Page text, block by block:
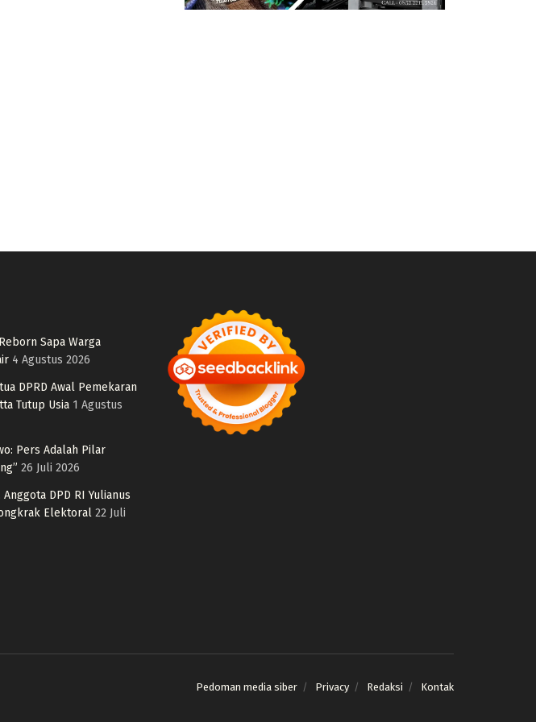
Sapa Warga
4 Agustus 2026
DPRD Awal Pemekaran
Tutup Usia 1 Agustus
Pers Adalah Pilar
26 Juli 2026
DPD RI Yulianus
Elektoral 22 Juli
Pedoman media siber Privacy Redaksi Kontak